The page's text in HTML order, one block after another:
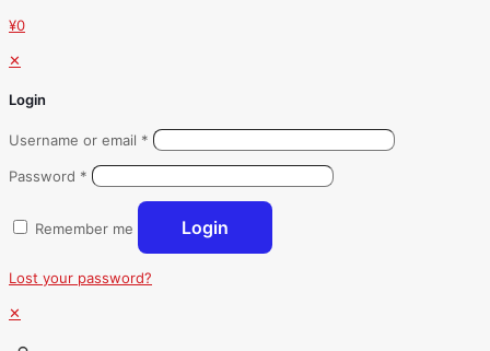
¥0
✕
Login
Username or email *
Password *
Remember me Login
Lost your password?
✕